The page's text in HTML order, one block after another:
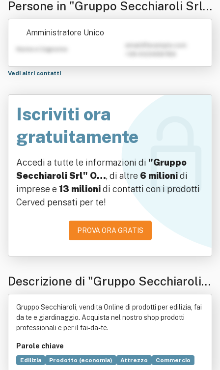
Persone in "Gruppo Secchiaroli Srl"
O In Forma Abbreviata "Secchiaroli
Amministratore Unico
Nome e Cognome
Vedi altri contatti
Iscriviti ora
gratuitamente
Accedi a tutte le informazioni di "Gruppo
Secchiaroli Srl" O…, di altre 6 milionidi
imprese e 13 milionidi contatti con i prodotti
Cerved pensati per te!
PROVA ORA GRATIS
Descrizione di "Gruppo Secchiaroli
Srl" O In Forma Abbreviata "Secchia
roli Srl"
Gruppo Secchiaroli, vendita Online di prodotti per edilizia, fai
da te e giardinaggio. Acquista nel nostro shop prodotti
professionali e per il fai-da-te.
Parole chiave
Edilizia Prodotto (economia) Attrezzo
Commercio